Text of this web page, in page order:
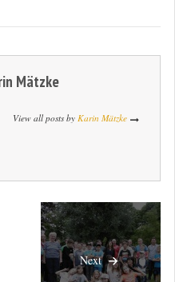
Mätzke
View all posts by Karin Mätzke
Next